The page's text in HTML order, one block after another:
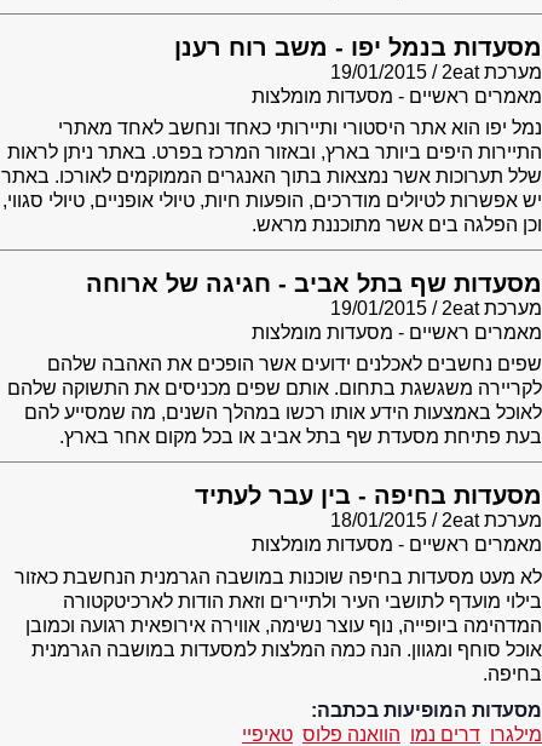
מסעדות בנמל יפו - משב רוח רענן
מערכת 2eat
19/01/2015
מאמרים ראשיים - מסעדות מומלצות
נמל יפו הוא אתר היסטורי ותיירותי כאחד ונחשב לאחד מאתרי
התיירות היפים ביותר בארץ, ובאזור המרכז בפרט. באתר ניתן לראות
שלל תערוכות אשר נמצאות בתוך האנגרים הממוקמים לאורכו. באתר
יש אפשרות לטיולים מודרכים, הופעות חיות, טיולי אופניים, טיולי סגווי,
וכן הפלגה בים אשר מתוכננת מראש.
מסעדות שף בתל אביב - חגיגה של ארוחה
מערכת 2eat
19/01/2015
מאמרים ראשיים - מסעדות מומלצות
שפים נחשבים לאכלנים ידועים אשר הופכים את האהבה שלהם
לקריירה משגשגת בתחום. אותם שפים מכניסים את התשוקה שלהם
לאוכל באמצעות הידע אותו רכשו במהלך השנים, מה שמסייע להם
בעת פתיחת מסעדת שף בתל אביב או בכל מקום אחר בארץ.
מסעדות בחיפה - בין עבר לעתיד
מערכת 2eat
18/01/2015
מאמרים ראשיים - מסעדות מומלצות
לא מעט מסעדות בחיפה שוכנות במושבה הגרמנית הנחשבת כאזור
בילוי מועדף לתושבי העיר ולתיירים וזאת הודות לארכיטקטורה
המדהימה ביופייה, נוף עוצר נשימה, אווירה אירופאית רגועה וכמובן
אוכל סוחף ומגוון. הנה כמה המלצות למסעדות במושבה הגרמנית
בחיפה.
מסעדות המופיעות בכתבה:
מילגרו דרים נמו הוואנה פלוס טאיפיי